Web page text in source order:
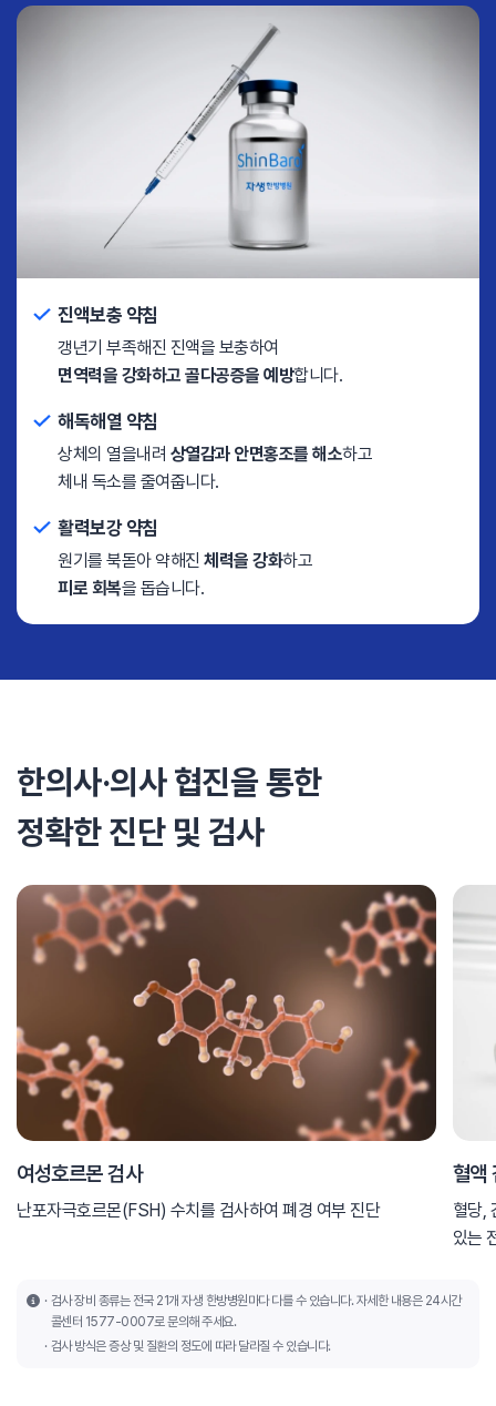
진액보충 약침
갱년기 부족해진 진액을 보충하여
면역력을 강화하고 골다공증을 예방합니다.
해독해열 약침
상체의 열을내려 상열감과 안면홍조를 해소하고
체내 독소를 줄여줍니다.
활력보강 약침
원기를 북돋아 약해진 체력을 강화하고
피로 회복을 돕습니다.
한의사·의사 협진을 통한
정확한 진단 및 검사
여성호르몬 검사
난포자극호르몬(FSH) 수치를 검사하여 폐경 여부 진단
혈액
혈당,
있는
검사 장비 종류는 전국 21개 자생 한방병원마다 다를 수 있습니다. 자세한 내용은 24시간
콜센터 1577-0007로 문의해 주세요.
검사 방식은 증상 및 질환의 정도에 따라 달라질 수 있습니다.